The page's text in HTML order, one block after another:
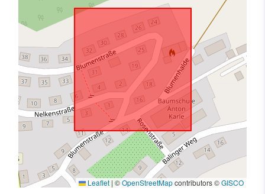
Leaflet | ©OpenStreetMapcontributors ©GISCO